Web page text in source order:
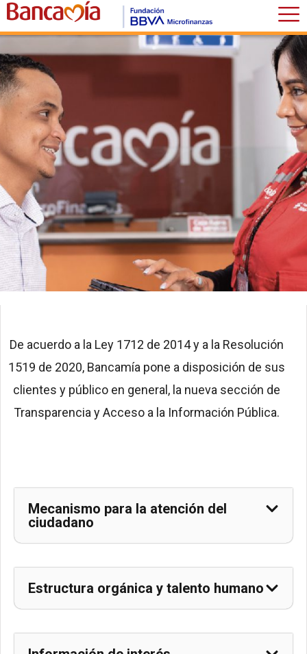
Y ACCESO A LA
INFORMACIÓN
PÚBLICA​
De acuerdo a la Ley 1712 de 2014 y a la Resolución
1519 de 2020, Bancamía pone a disposición de sus
clientes y público en general, la nueva sección de
Transparencia y Acceso a la Información Pública.
Mecanismo para la atención del
ciudadano
Estructura orgánica y talento humano